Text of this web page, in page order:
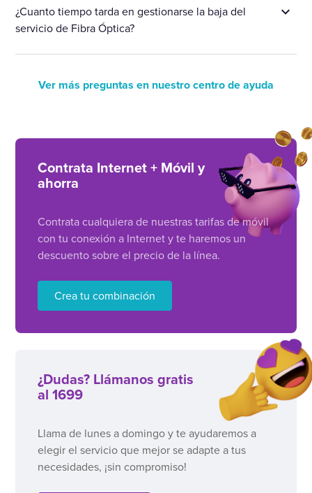
¿Cuanto tiempo tarda en gestionarse la baja del
servicio de Fibra Óptica?
Ver más preguntas en nuestro centro de ayuda
Contrata Internet + Móvil y
ahorra
Contrata cualquiera de nuestras tarifas de móvil
con tu conexión a Internet y te haremos un
descuento sobre el precio de la línea.
Crea tu combinación
¿Dudas? Llámanos gratis
al 1699
Llama de lunes a domingo y te ayudaremos a
elegir el servicio que mejor se adapte a tus
necesidades, ¡sin compromiso!